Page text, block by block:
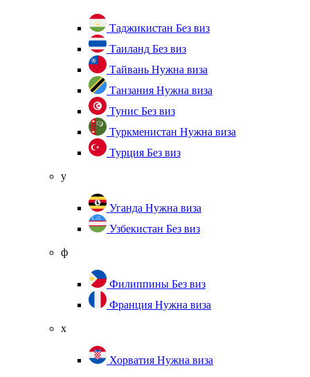
Таджикистан Без виз
Таиланд Без виз
Тайвань Нужна виза
Танзания Нужна виза
Тунис Без виз
Туркменистан Нужна виза
Турция Без виз
у
Уганда Нужна виза
Узбекистан Без виз
ф
Филиппины Без виз
Франция Нужна виза
х
Хорватия Нужна виза